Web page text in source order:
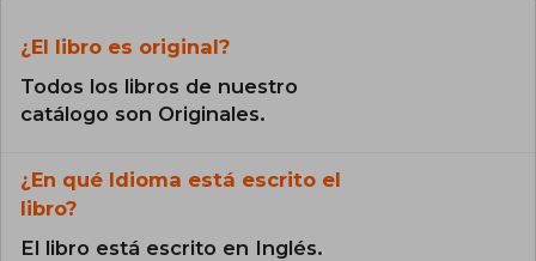
¿El libro es original?
Todos los libros de nuestro
catálogo son Originales.
¿En qué Idioma está escrito el
libro?
El libro está escrito en Inglés.